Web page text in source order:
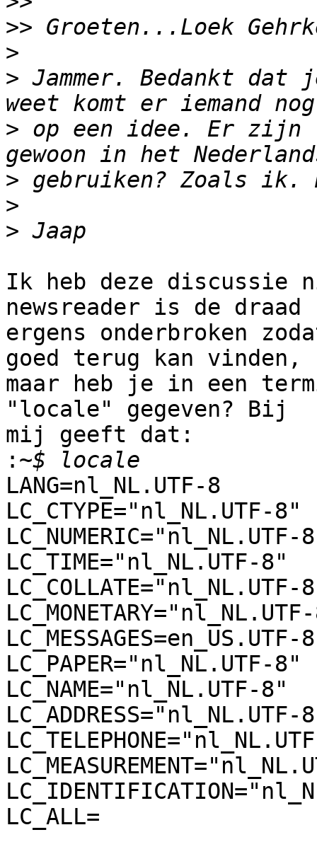
>>
>
> Jammer. Bedankt dat
> op een idee. Er zijn
>
>
>
Ik heb deze discussie
newsreader is de draad
ergens onderbroken
goed terug kan vinden,
maar heb je in een
"locale" gegeven? Bij
mij geeft dat:
:
LANG=nl_NL.UTF-8
LC_CTYPE="nl_NL.UTF-8"
LC_NUMERIC="nl_NL.UTF-
LC_TIME="nl_NL.UTF-8"
LC_COLLATE="nl_NL.UTF-
LC_MESSAGES=en_US.UTF-8
LC_PAPER="nl_NL.UTF-8"
LC_NAME="nl_NL.UTF-8"
LC_ADDRESS="nl_NL.UTF-
LC_ALL=